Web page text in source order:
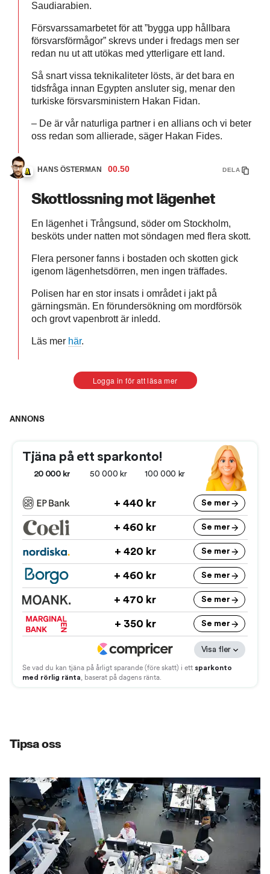
Saudiarabien.
Försvarssamarbetet för att ”bygga upp hållbara
försvarsförmågor” skrevs under i fredags men ser
redan nu ut att utökas med ytterligare ett land.
Så snart vissa teknikaliteter lösts, är det bara en
tidsfråga innan Egypten ansluter sig, menar den
turkiske försvarsministern Hakan Fidan.
– De är vår naturliga partner i en allians och vi beter
oss redan som allierade, säger Hakan Fides.
HANS ÖSTERMAN 00.50 DELA
Skottlossning mot lägenhet
En lägenhet i Trångsund, söder om Stockholm,
besköts under natten mot söndagen med flera skott.
Flera personer fanns i bostaden och skotten gick
igenom lägenhetsdörren, men ingen träffades.
Polisen har en stor insats i området i jakt på
gärningsmän. En förundersökning om mordförsök
och grovt vapenbrott är inledd.
Läs mer här.
Logga in för att läsa mer
ANNONS
Tipsa oss